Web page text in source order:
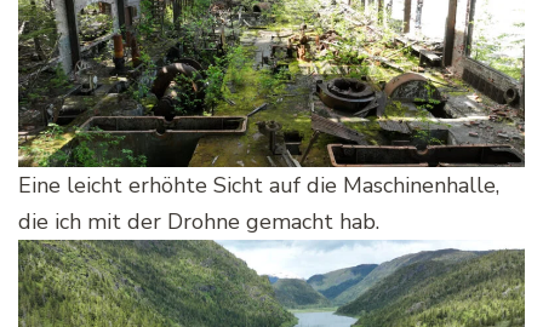
Eine leicht erhöhte Sicht auf die Maschinenhalle,
die ich mit der Drohne gemacht hab.